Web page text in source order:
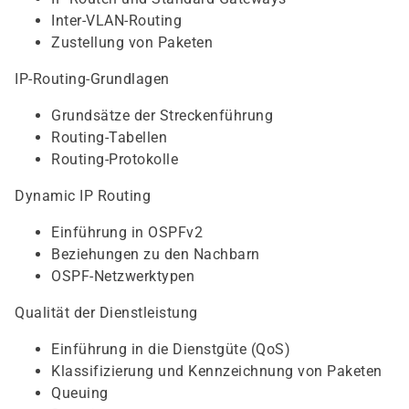
Inter-VLAN-Routing
Zustellung von Paketen
IP-Routing-Grundlagen
Grundsätze der Streckenführung
Routing-Tabellen
Routing-Protokolle
Dynamic IP Routing
Einführung in OSPFv2
Beziehungen zu den Nachbarn
OSPF-Netzwerktypen
Qualität der Dienstleistung
Einführung in die Dienstgüte (QoS)
Klassifizierung und Kennzeichnung von Paketen
Queuing